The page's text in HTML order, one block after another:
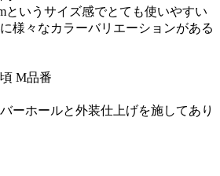
というサイズ感でとても使いやすい
様々なカラーバリエーションがある
M品番
ーホールと外装仕上げを施してあり